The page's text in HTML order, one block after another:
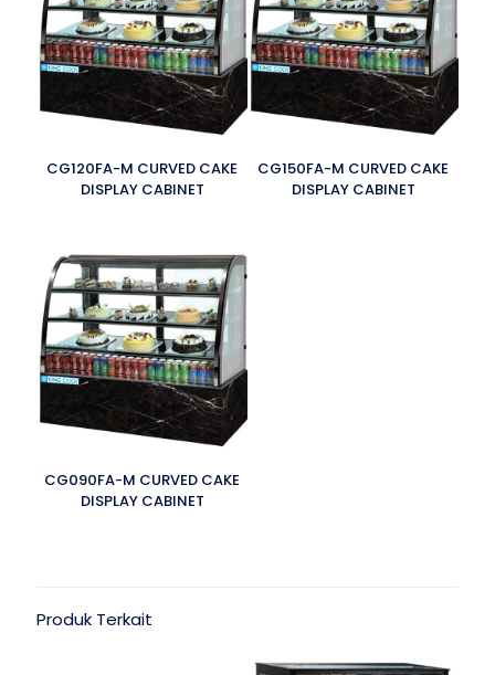
CG120FA-M CURVED CAKE
DISPLAY CABINET
CG150FA-M CURVED CAKE
DISPLAY CABINET
CG090FA-M CURVED CAKE
DISPLAY CABINET
Produk Terkait